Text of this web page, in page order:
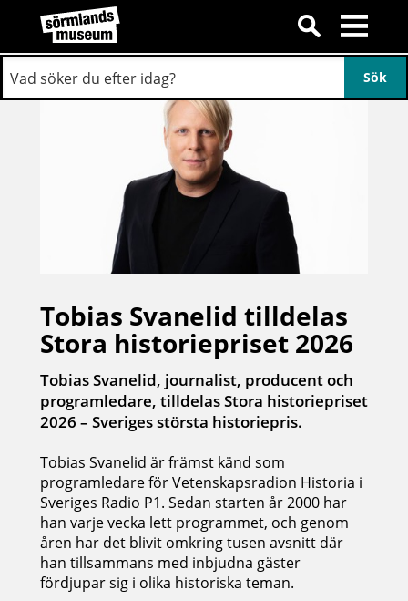
Tobias Svanelid tilldelas
Stora historiepriset 2026
Tobias Svanelid, journalist, producent och
programledare, tilldelas Stora historiepriset
2026 – Sveriges största historiepris.
Tobias Svanelid är främst känd som
programledare för Vetenskapsradion Historia i
Sveriges Radio P1. Sedan starten år 2000 har
han varje vecka lett programmet, och genom
åren har det blivit omkring tusen avsnitt där
han tillsammans med inbjudna gäster
fördjupar sig i olika historiska teman.